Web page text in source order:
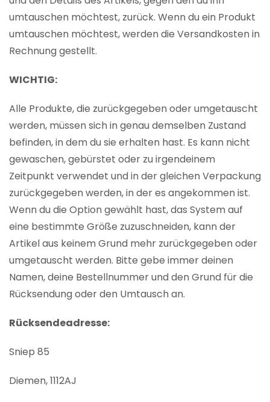
umtauschen möchtest, zurück. Wenn du ein Produkt
umtauschen möchtest, werden die Versandkosten in
Rechnung gestellt.
WICHTIG:
Alle Produkte, die zurückgegeben oder umgetauscht
werden, müssen sich in genau demselben Zustand
befinden, in dem du sie erhalten hast. Es kann nicht
gewaschen, gebürstet oder zu irgendeinem
Zeitpunkt verwendet und in der gleichen Verpackung
zurückgegeben werden, in der es angekommen ist.
Wenn du die Option gewählt hast, das System auf
eine bestimmte Größe zuzuschneiden, kann der
Artikel aus keinem Grund mehr zurückgegeben oder
umgetauscht werden. Bitte gebe immer deinen
Namen, deine Bestellnummer und den Grund für die
Rücksendung oder den Umtausch an.
Rücksendeadresse:
Sniep 85
Diemen, 1112AJ